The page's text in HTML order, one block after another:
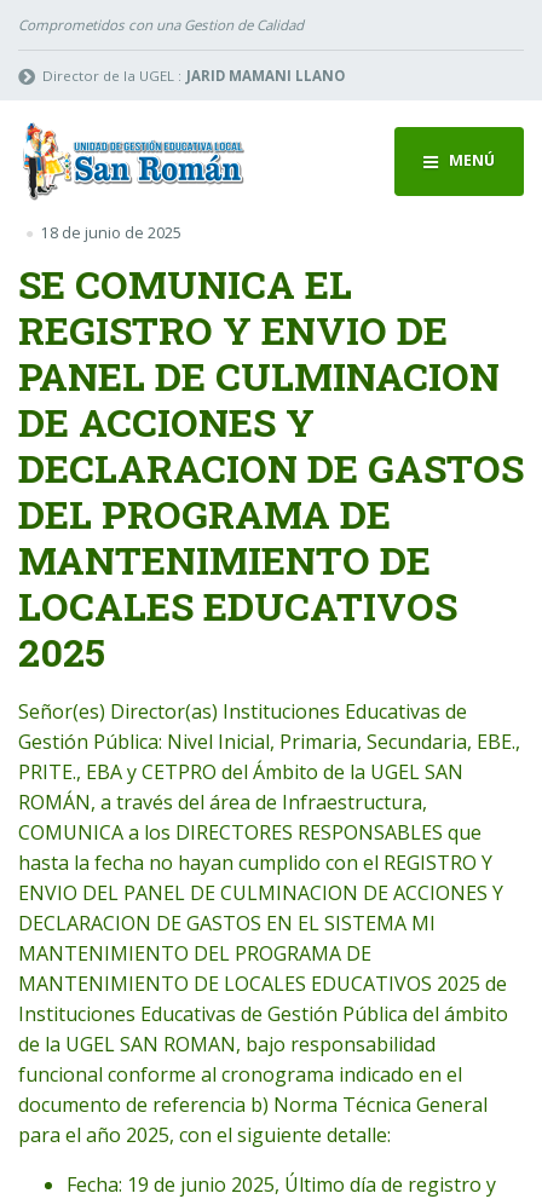
Comprometidos con una Gestion de Calidad
Director de la UGEL : JARID MAMANI LLANO
MENÚ
18 de junio de 2025
SE COMUNICA EL
REGISTRO Y ENVIO DE
PANEL DE CULMINACION
DE ACCIONES Y
DECLARACION DE GASTOS
DEL PROGRAMA DE
MANTENIMIENTO DE
LOCALES EDUCATIVOS
2025
Señor(es) Director(as) Instituciones Educativas de
Gestión Pública: Nivel Inicial, Primaria, Secundaria, EBE.,
PRITE., EBA y CETPRO del Ámbito de la UGEL SAN
ROMÁN, a través del área de Infraestructura,
COMUNICA a los DIRECTORES RESPONSABLES que
hasta la fecha no hayan cumplido con el REGISTRO Y
ENVIO DEL PANEL DE CULMINACION DE ACCIONES Y
DECLARACION DE GASTOS EN EL SISTEMA MI
MANTENIMIENTO DEL PROGRAMA DE
MANTENIMIENTO DE LOCALES EDUCATIVOS 2025 de
Instituciones Educativas de Gestión Pública del ámbito
de la UGEL SAN ROMAN, bajo responsabilidad
funcional conforme al cronograma indicado en el
documento de referencia b) Norma Técnica General
para el año 2025, con el siguiente detalle:
Fecha: 19 de junio 2025, Último día de registro y